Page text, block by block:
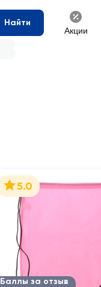
Найти
Акции
Баллы за отзыв
5.0